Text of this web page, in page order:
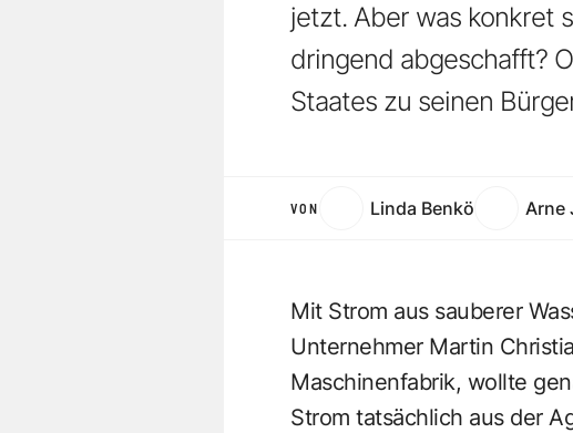
jetzt. Aber was konkret
dringend abgeschafft?
Staates zu seinen
VON Linda Benkö Arne
Mit Strom aus sauberer
Unternehmer Martin
Maschinenfabrik, wollte
Strom tatsächlich aus der